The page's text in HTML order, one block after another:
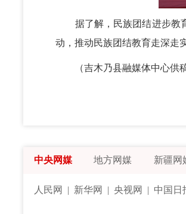
据了解，民族团结进步教育
动，推动民族团结教育走深走
（吉木乃县融媒体中心供稿
中央网媒 地方网媒 新疆网
人民网 | 新华网 |央视网 | 中国日